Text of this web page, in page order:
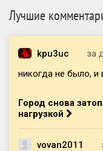
Лучшие
kpu3uc за
никогда не было, и
Город снова
нагрузкой
vovan2011